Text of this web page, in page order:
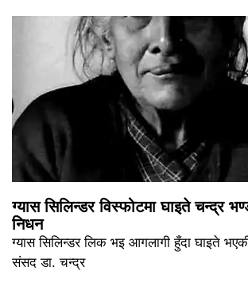
ग्यास सिलिन्डर विस्फोटमा घाइते चन्द्र
निधन
ग्यास सिलिन्डर लिक भइ आगलागी हुँदा घाइते
संसद डा. चन्द्र